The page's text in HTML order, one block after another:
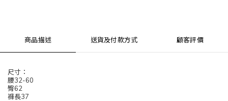
商品描述 送貨及付款方式 顧客評價
尺寸：
腰32-60
臀62
褲長37